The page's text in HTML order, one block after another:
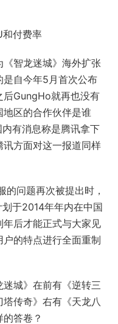
和付费率
智龙迷城》海外扩张
是自今年5月首次公布
后GungHo就再也没有
区的合作伙伴是谁
有消息称是腾讯拿下
方面对这一报道同样
问题再次被提出时，
于2014年年内在中国
后才能正式与大家见
的特点进行全面重制
城》在前有《逆转三
传奇》右有《天龙八
答卷？